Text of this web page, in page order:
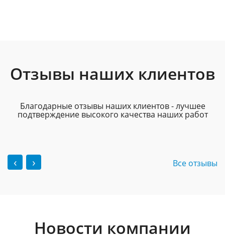
Отзывы наших клиентов
Благодарные отзывы наших клиентов - лучшее
подтверждение высокого качества наших работ
‹ › Все отзывы
Новости компании